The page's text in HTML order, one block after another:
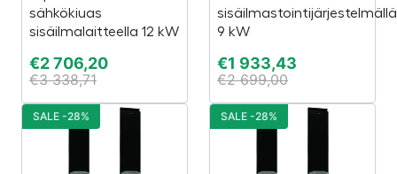
sähkökiuas
sisäilmalaitteella 12 kW
€2 706,20
€3 338,71
sisäilmastointijärjestelmällä
9 kW
€1 933,43
€2 699,00
SALE -28% SALE -28%